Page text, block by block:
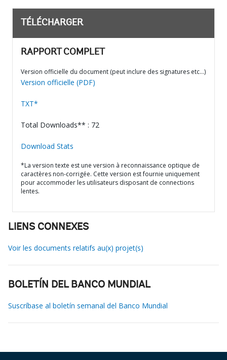
TÉLÉCHARGER
RAPPORT COMPLET
Version officielle du document (peut inclure des signatures etc…)
Version officielle (PDF)
TXT*
Total Downloads** : 72
Download Stats
*La version texte est une version à reconnaissance optique de
caractères non-corrigée. Cette version est fournie uniquement
pour accommoder les utilisateurs disposant de connections
lentes.
LIENS CONNEXES
Voir les documents relatifs au(x) projet(s)
BOLETÍN DEL BANCO MUNDIAL
Suscríbase al boletín semanal del Banco Mundial